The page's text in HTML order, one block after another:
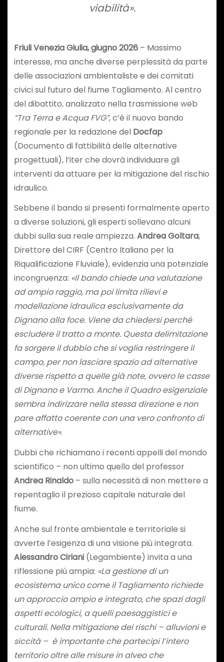
viabilità».
Friuli Venezia Giulia, giugno 2026– Massimo
interesse, ma anche diverse perplessità da parte
delle associazioni ambientaliste e dei comitati
civici sul futuro del fiume Tagliamento. Al centro
del dibattito, analizzato nella trasmissione web
“Tra Terra e Acqua FVG”, c’è il nuovo bando
regionale per la redazione del Docfap
(Documento di fattibilità delle alternative
progettuali), l’iter che dovrà individuare gli
interventi da attuare per la mitigazione del rischio
idraulico.
Sebbene il bando si presenti formalmente aperto
a diverse soluzioni, gli esperti sollevano alcuni
dubbi sulla sua reale ampiezza. Andrea Goltara,
Direttore del CIRF (Centro Italiano per la
Riqualificazione Fluviale), evidenzia una potenziale
incongruenza: «Il bando chiede una valutazione
ad ampio raggio, ma poi limita rilievi e
modellazione idraulica esclusivamente da
Dignano alla foce. Viene da chiedersi perché
escludere il tratto a monte. Questa delimitazione
fa sorgere il dubbio che si voglia restringere il
campo, per non lasciare spazio ad alternative
diverse rispetto a quelle già note, ovvero le casse
di Dignano e Varmo. Anche il Quadro esigenziale
sembra indirizzare nella stessa direzione e non
pare affatto coerente con una vero confronto di
alternative».
Dubbi che richiamano i recenti appelli del mondo
scientifico – non ultimo quello del professor
Andrea Rinaldo– sulla necessità di non mettere a
repentaglio il prezioso capitale naturale del
fiume.
Anche sul fronte ambientale e territoriale si
avverte l’esigenza di una visione più integrata.
Alessandro Ciriani(Legambiente) invita a una
riflessione più ampia: «La gestione di un
ecosistema unico come il Tagliamento richiede
un approccio ampio e integrato, che spazi dagli
aspetti ecologici, a quelli paesaggistici e
culturali. Nella mitigazione dei rischi – alluvioni e
siccità – è importante che partecipi l’intero
territorio oltre alle misure in alveo che